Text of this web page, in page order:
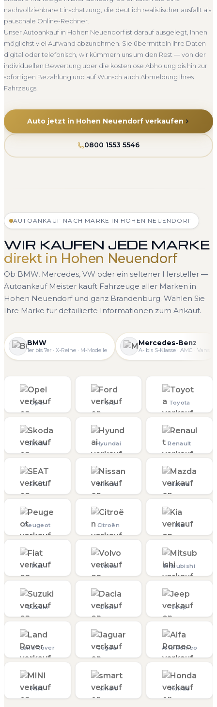
Seit 2010 4.800+ Ankäufe
Komplettservice
Brandenburg
nachvollziehbare Einschätzung, die deutlich realistischer ausfällt als
pauschale Online-Rechner.
Unser Autoankauf in Hohen Neuendorf ist darauf ausgelegt, Ihnen
möglichst viel Aufwand abzunehmen. Sie übermitteln Ihre Daten
digital oder telefonisch, wir kümmern uns um den Rest — von der
individuellen Bewertung über die kostenlose Abholung bis hin zur
sofortigen Bezahlung und auf Wunsch auch Abmeldung Ihres
Fahrzeugs.
Auto jetzt in Hohen Neuendorf verkaufen
0800 1553 5546
AUTOANKAUF NACH MARKE IN HOHEN NEUENDORF
WIR KAUFEN JEDE MARKE
direkt in Hohen Neuendorf
Ob BMW, Mercedes, VW oder ein seltener Hersteller —
Autoankauf Meister kauft Fahrzeuge aller Marken in
Hohen Neuendorf und ganz Brandenburg. Wählen Sie
Ihre Marke für detaillierte Informationen zum Ankauf.
BMW
1er bis 7er · X-Reihe · M-Modelle
Mercedes-Benz
A- bis S-Klasse · AMG · Vans
Opel Ford Toyota
Skoda Hyundai Renault
SEAT Nissan Mazda
Peugeot Citroën Kia
Fiat Volvo Mitsubishi
Suzuki Dacia Jeep
Land Rover Jaguar Alfa Romeo
MINI smart Honda